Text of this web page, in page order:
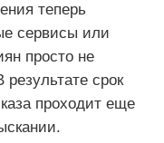
теперь
сервисы или
просто не
срок
проходит еще